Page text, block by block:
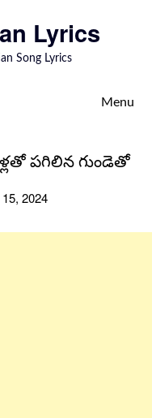
Lyrics
Song Lyrics
Menu
పగిలిన గుండెతో
2024